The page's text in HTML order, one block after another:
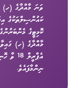
ކައުންސިލްތަކުގެ
ނިންމާފައެވެ.